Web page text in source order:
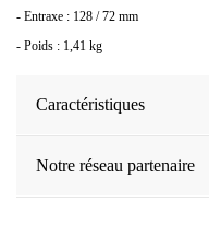
- Entraxe : 128 / 72 mm
- Poids : 1,41 kg
Caractéristiques
Notre réseau partenaire